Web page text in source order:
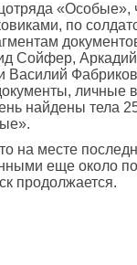
«Особые»,
по
Сойфер,
Василий
личные
найдены тела
на месте
еще около
продолжается.